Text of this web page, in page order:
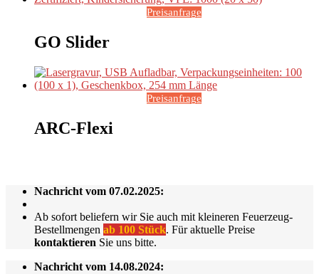
Preisanfrage
GO Slider
Preisanfrage
ARC-Flexi
Nachricht vom 07.02.2025:
Ab sofort beliefern wir Sie auch mit kleineren Feuerzeug-
Bestellmengen ab 100 Stück. Für aktuelle Preise
kontaktieren Sie uns bitte.
Nachricht vom 14.08.2024: